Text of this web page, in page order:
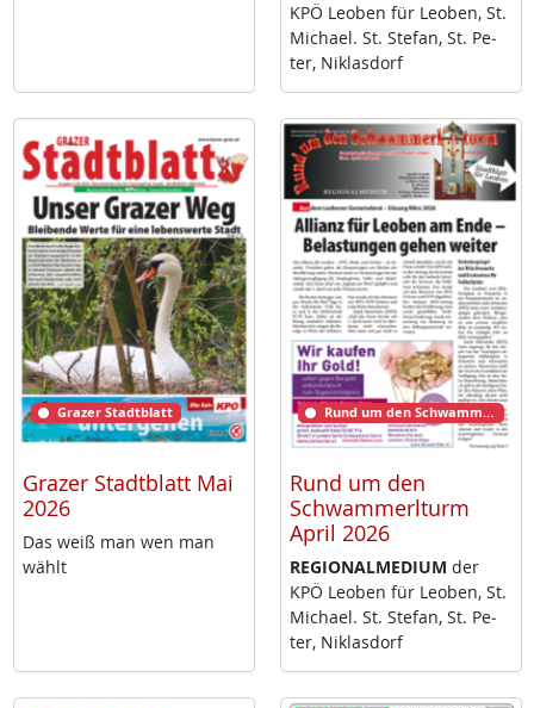
KPÖ Leo­ben für Leo­ben, St.
Mi­cha­el. St. Ste­fan, St. Pe­
ter, Niklas­dorf
Grazer Stadtblatt
Grazer Stadtblatt Mai
2026
Das weiß man wen man
wählt
Rund um den Schwammerlturm
Rund um den
Schwammerlturm
April 2026
RE­GIO­NAL­ME­DI­UM der
KPÖ Leo­ben für Leo­ben, St.
Mi­cha­el. St. Ste­fan, St. Pe­
ter, Niklas­dorf